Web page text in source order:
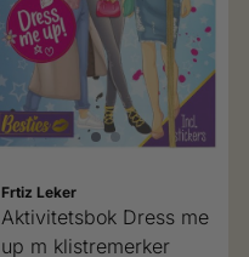
Frtiz Leker
Aktivitetsbok Dress me
up m klistremerker